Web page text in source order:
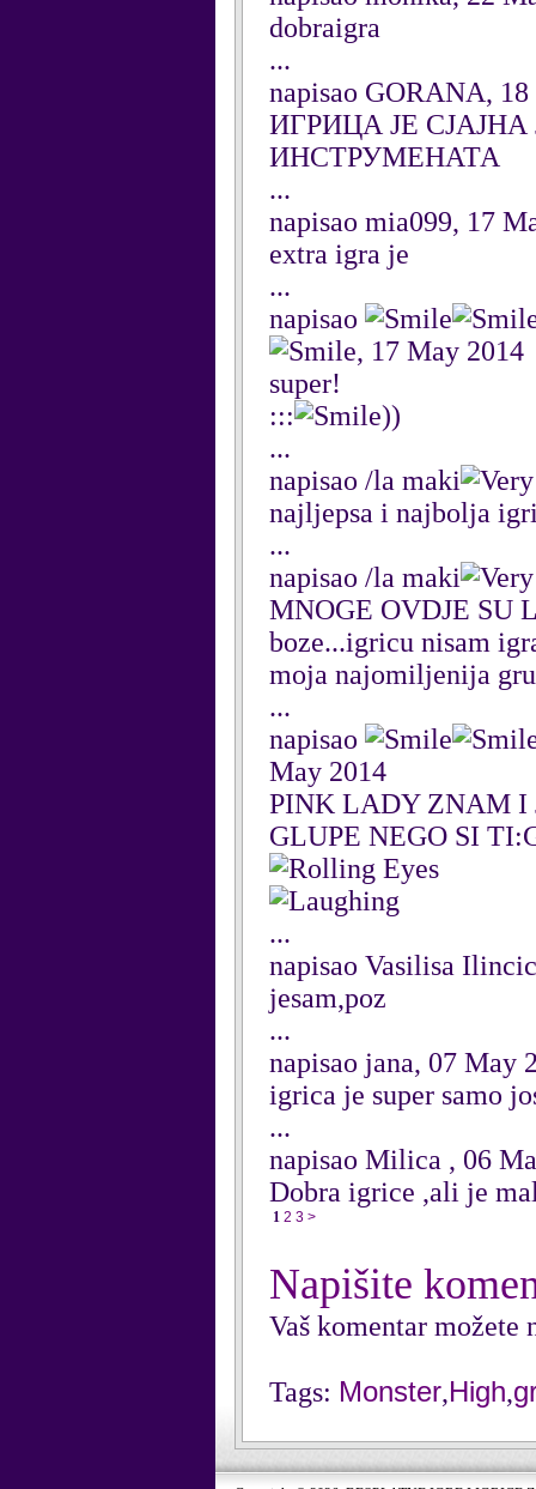
dobraigra
...
napisao GORANA,
ИГРИЦА ЈЕ
ИНСТРУМЕНАТА
...
napisao mia099, 17
extra igra je
...
napisao
, 17 May 2014
super!
:::
))
...
napisao /la maki
najljepsa i najbolja
...
napisao /la maki
MNOGE OVDJE SU
boze...igricu nisam
moja najomiljenija
...
napisao
May 2014
PINK LADY ZNAM I
GLUPE NEGO SI
...
napisao Vasilisa
jesam,poz
...
napisao jana, 07 May
igrica je super samo
...
napisao Milica , 06
Dobra igrice ,ali je
1 2 3 >
Napišite
Vaš komentar možete
Tags: Monster,High,